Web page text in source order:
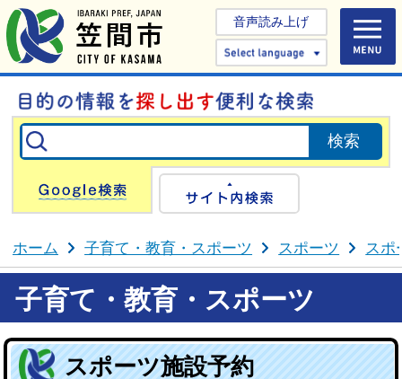
音声読み上げ
Select
Google検索
ホーム 子育て・教育・スポーツ スポーツ スポ
子育て・教育・スポーツ
スポーツ施設予約